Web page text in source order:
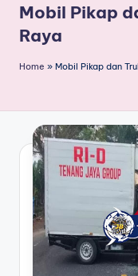
r
n
a
B
e
ri
t
a
T
Mobil Pikap
Raya
Home » Mobil Pikap dan